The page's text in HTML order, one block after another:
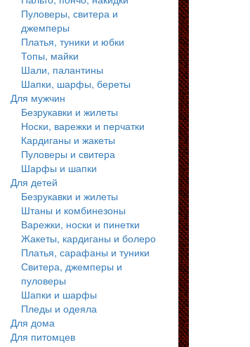
Пуловеры, свитера и
джемперы
Платья, туники и юбки
Топы, майки
Шали, палантины
Шапки, шарфы, береты
Для мужчин
Безрукавки и жилеты
Носки, варежки и перчатки
Кардиганы и жакеты
Пуловеры и свитера
Шарфы и шапки
Для детей
Безрукавки и жилеты
Штаны и комбинезоны
Варежки, носки и пинетки
Жакеты, кардиганы и болеро
Платья, сарафаны и туники
Свитера, джемперы и
пуловеры
Шапки и шарфы
Пледы и одеяла
Для дома
Для питомцев